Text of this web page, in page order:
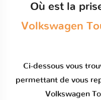
Où est la
Volkswagen
Ci-dessous vous
permettant de vous
Volkswagen